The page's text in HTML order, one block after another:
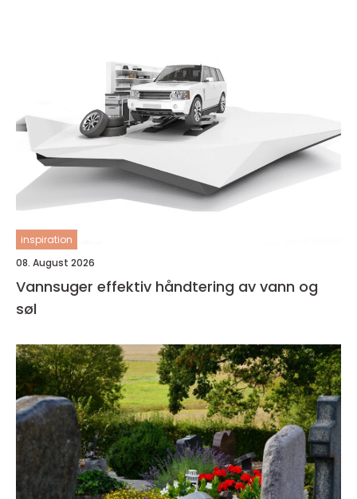
inspiration
08. August 2026
Vannsuger effektiv håndtering av vann og
søl